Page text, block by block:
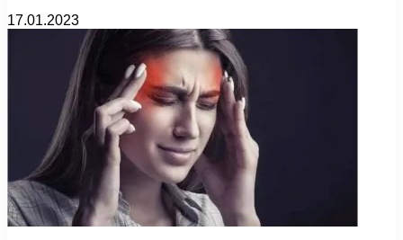
17.01.2023